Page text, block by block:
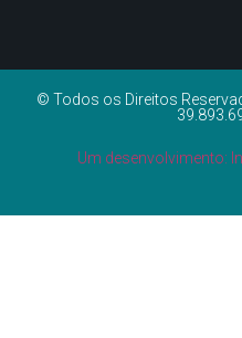
© Todos os Direitos
Um desenvolvimento: